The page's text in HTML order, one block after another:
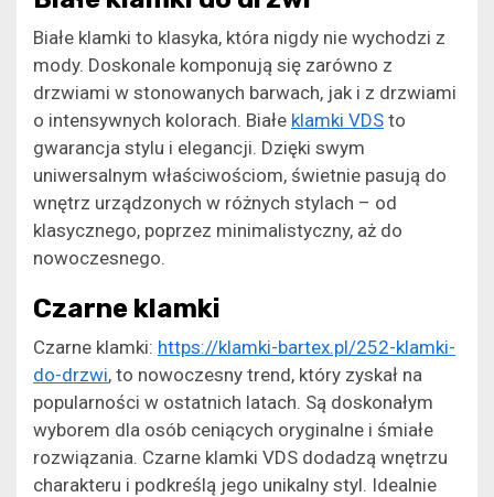
Białe klamki to klasyka, która nigdy nie wychodzi z
mody. Doskonale komponują się zarówno z
drzwiami w stonowanych barwach, jak i z drzwiami
o intensywnych kolorach. Białe klamki VDS to
gwarancja stylu i elegancji. Dzięki swym
uniwersalnym właściwościom, świetnie pasują do
wnętrz urządzonych w różnych stylach – od
klasycznego, poprzez minimalistyczny, aż do
nowoczesnego.
Czarne klamki
Czarne klamki: https://klamki-bartex.pl/252-klamki-
do-drzwi, to nowoczesny trend, który zyskał na
popularności w ostatnich latach. Są doskonałym
wyborem dla osób ceniących oryginalne i śmiałe
rozwiązania. Czarne klamki VDS dodadzą wnętrzu
charakteru i podkreślą jego unikalny styl. Idealnie